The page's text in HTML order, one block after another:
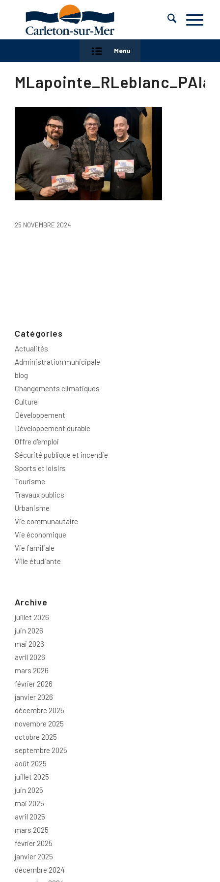
Menu
25 NOVEMBRE 2024
Catégories
Actualités
Administration municipale
blog
Changements climatiques
Culture
Développement
Développement durable
Offre d'emploi
Sécurité publique et incendie
Sports et loisirs
Tourisme
Travaux publics
Urbanisme
Vie communautaire
Vie économique
Vie familiale
Ville étudiante
Archive
juillet 2026
juin 2026
mai 2026
avril 2026
mars 2026
février 2026
janvier 2026
décembre 2025
novembre 2025
octobre 2025
septembre 2025
août 2025
juillet 2025
juin 2025
mai 2025
avril 2025
mars 2025
février 2025
janvier 2025
décembre 2024